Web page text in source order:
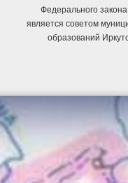
Федерального
является советом
образований